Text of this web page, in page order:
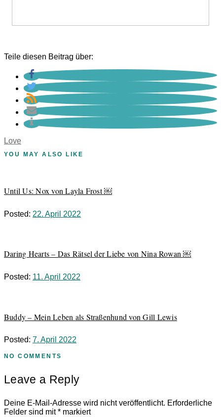
Teile diesen Beitrag über:
Love
YOU MAY ALSO LIKE
Until Us: Nox von Layla Frost ￼
Posted: 22. April 2022
Daring Hearts – Das Rätsel der Liebe von Nina Rowan ￼
Posted: 11. April 2022
Buddy – Mein Leben als Straßenhund von Gill Lewis
Posted: 7. April 2022
NO COMMENTS
Leave a Reply
Deine E-Mail-Adresse wird nicht veröffentlicht. Erforderliche
Felder sind mit* markiert